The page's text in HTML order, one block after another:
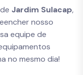
Jardim Sulacap,
nosso
equipe de
no mesmo dia!